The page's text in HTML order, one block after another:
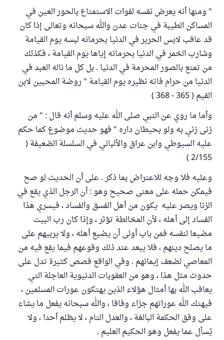
" ومنها أنه يعرض نفسه لفوات الاستمتاع بالحور العين في
المساكن الطيبة في جنات عدن والله سبحانه وتعالى إذا كان
قد عاقب لابس الحرير في الدنيا بحرمانه لبسه يوم القيامة
وشارب الخمر في الدنيا بحرمانه إياها يوم القيامة ، فكذلك
من تمتع بالصور المحرمة في الدنيا . بل كل ما ناله العبد في
الدنيا من حرام فاته نظيره يوم القيامة " روضة المحبين لابن
القيم ( 365 - 368 )
وأما ما روي عن النبي صلى الله عليه وسلم أنه قال : " من
زنى زني به ولو بحيطان داره " فهو حديث موضوع كما حكم
عليه السيوطي وابن عراق والألباني في السلسلة الضعيفة (
2/155 )
وعليه فلا وجه للاعتراض بما ذكر . على أن الحديث لو صح
فيمكن حمله على معنى صحيح وهو : أن الرجل الذي يقع في
الزنا ويصر عليه يكون من أهل الفسق والفساد ، فيسري هذا
الفساد إلى أهله ، لأن المخالطة تؤثر ، وإذا كان رب البيت
مضيعا لنفسه فمن باب أولى أن يضيع أهله ، ولا يربيهم على
ما يصلح دينهم ، فلا يبعد عند ذلك وقوعهم فيما يقع فيه من
المعاصي لضعف إيمانهم . وفي الواقع قصص كثيرة تدل على
حدوث مثل هذا ، وهو من العقوبات الدنيوية العاجلة التي
يعاقب الله بها أمثال هؤلاء الذين يهتكون عورات المسلمين ،
فيهتك الله عوراتهم جزاء وفاقا ، والله سبحانه يفعل ما يشاء
على وفق الحكمة البالغة ، والعدل التام ، لا يظلم أحدا ، ولا
يُسأل عما يفعل وهو الحكيم العليم .